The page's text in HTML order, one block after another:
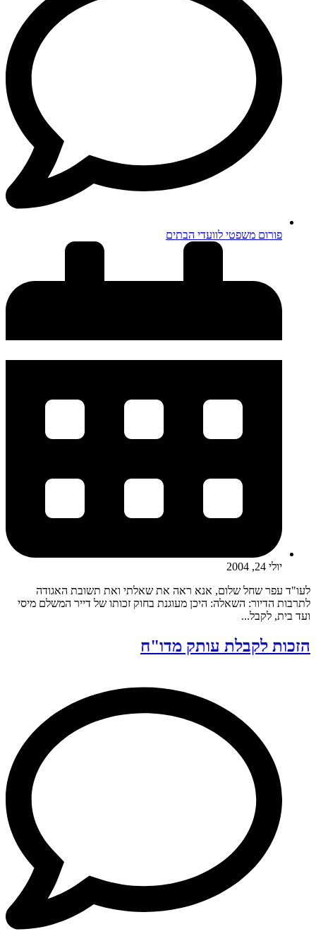
פורום משפטי לוועדי הבתים
יולי 24, 2004
לעו"ד עפר שחל שלום, אנא ראה את שאלתי ואת תשובת האגודה
לתרבות הדיור: השאלה: היכן מעוגנת בחוק זכותו של דייר המשלם מיסי
ועד בית, לקבל...
הזכות לקבלת עותק מדו"ח